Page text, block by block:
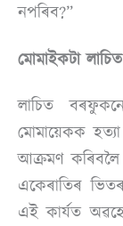
নপৰিব?”
মোমাইকটা
লাচিত
মোমায়েকক
আক্ৰমণ
একেৰাতিৰ
এই কাৰ্যত